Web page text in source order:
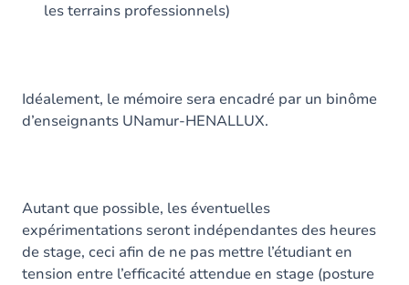
les terrains professionnels)
Idéalement, le mémoire sera encadré par un binôme
d’enseignants UNamur-HENALLUX.
Autant que possible, les éventuelles
expérimentations seront indépendantes des heures
de stage, ceci afin de ne pas mettre l’étudiant en
tension entre l’efficacité attendue en stage (posture